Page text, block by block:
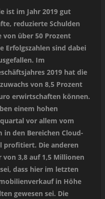
ist im Jahr 2019 gut
reduzierte Schulden
von über 50 Prozent
Erfolgszahlen sind dabei
Im
2019 hat die
von 8,5 Prozent
erwirtschaften können.
einem hohen
vor allem vom
den Bereichen Cloud-
profitiert. Die anderen
von 3,8 auf 1,5 Millionen
dass hier im letzten
in Höhe
gewesen sei. Die